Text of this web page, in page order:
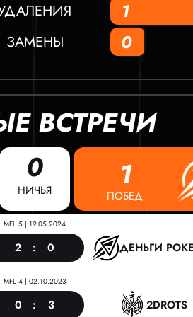
1
ЗАМЕНЫ 0
ВСТРЕЧИ
0
НИЧЬЯ 1
ПОБЕД
MFL 5 | 19.05.2024
2 : 0 ДЕНЬГИ
MFL 4 | 02.10.2023
0 : 3 2DROTS